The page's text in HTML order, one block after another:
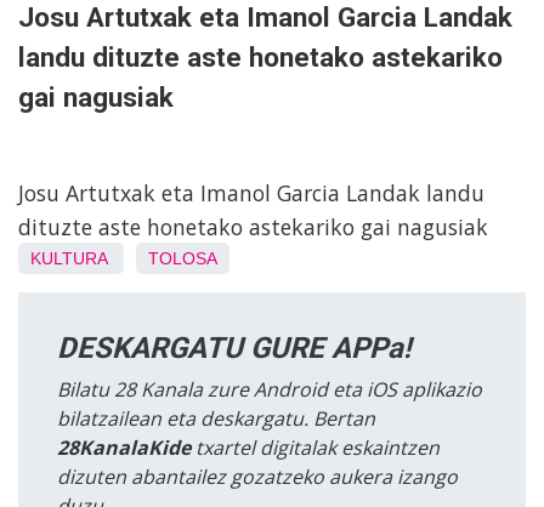
Josu Artutxak eta Imanol Garcia Landak
landu dituzte aste honetako astekariko
gai nagusiak
Josu Artutxak eta Imanol Garcia Landak landu
dituzte aste honetako astekariko gai nagusiak
KULTURA TOLOSA
DESKARGATU GURE APPa!
Bilatu 28 Kanala zure Android eta iOS aplikazio
bilatzailean eta deskargatu. Bertan
28KanalaKidetxartel digitalak eskaintzen
dizuten abantailez gozatzeko aukera izango